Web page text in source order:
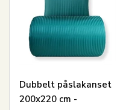
Dubbelt påslakanset
200x220 cm -